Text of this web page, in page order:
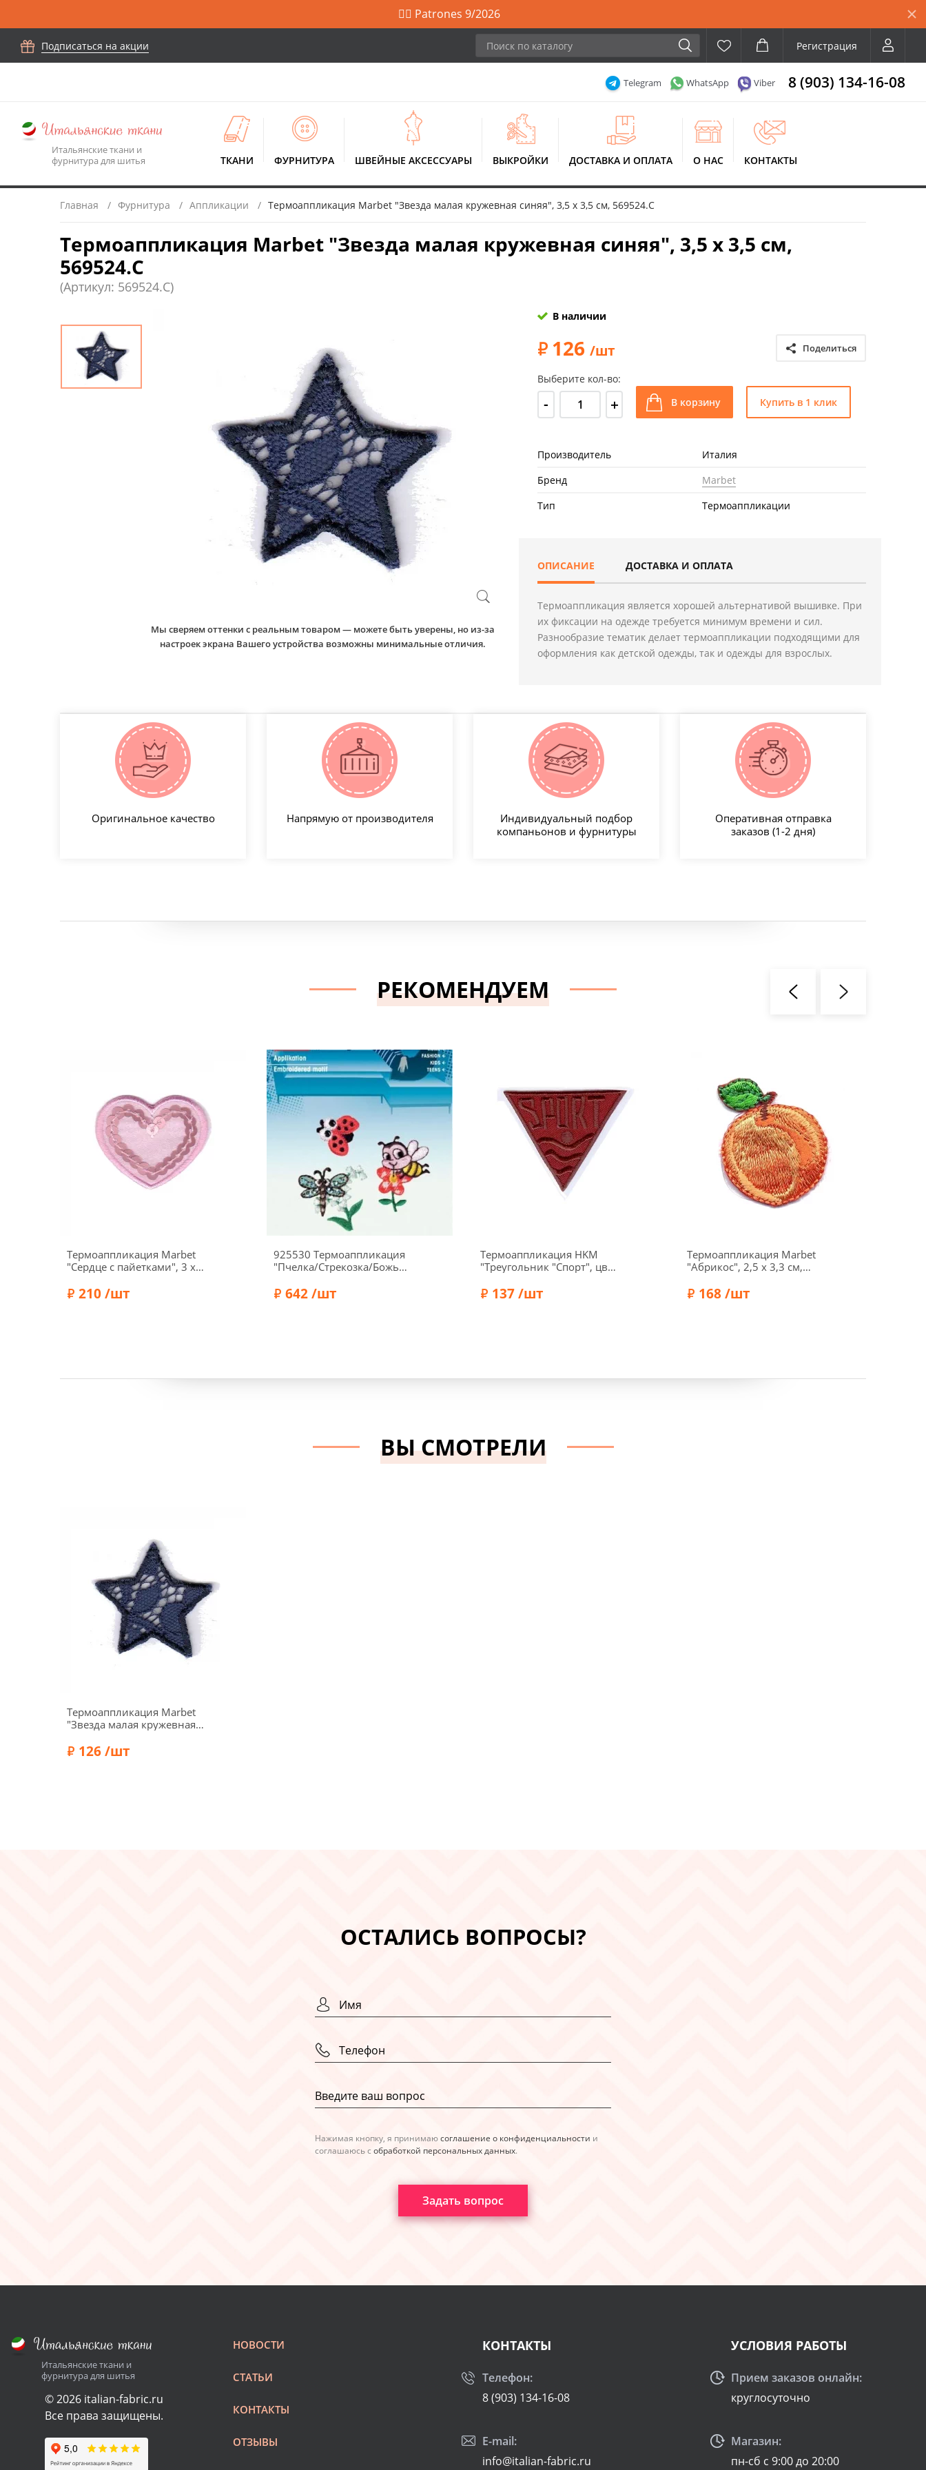
🙋‍♀️ Patrones 9/2026
Подписаться на акции Регистрация
Telegram WhatsApp Viber 8 (903) 134-16-08
Итальянские ткани и
фурнитура для шитья
ТКАНИ ФУРНИТУРА ШВЕЙНЫЕ АКСЕССУАРЫ ВЫКРОЙКИ ДОСТАВКА И ОПЛАТА О НАС КОНТАКТЫ
Главная Фурнитура Аппликации Термоаппликация Marbet "Звезда малая кружевная синяя", 3,5 x 3,5 см, 569524.C
Термоаппликация Marbet "Звезда малая кружевная синяя", 3,5 x 3,5 см,
569524.C
(Артикул: 569524.C)
Мы сверяем оттенки с реальным товаром — можете быть уверены, но из-за
настроек экрана Вашего устройства возможны минимальные отличия.
В наличии
126 /шт Поделиться
Выберите кол-во:
- + В корзину Купить в 1 клик
Производитель
Италия
Бренд
Marbet
Тип
Термоаппликации
ОПИСАНИЕ ДОСТАВКА И ОПЛАТА
Термоаппликация является хорошей альтернативой вышивке. При
их фиксации на одежде требуется минимум времени и сил.
Разнообразие тематик делает термоаппликации подходящими для
оформления как детской одежды, так и одежды для взрослых.
Оригинальное качество Напрямую от производителя
Индивидуальный подбор
компаньонов и фурнитуры
Оперативная отправка
заказов (1-2 дня)
РЕКОМЕНДУЕМ
Термоаппликация Marbet
"Сердце с пайетками", 3 х
210 /шт
925530 Термоаппликация
"Пчелка/Стрекозка/Божья
2,8х4см/3,3х3см/2х2см,
642 /шт
Термоаппликация HKM
"Треугольник "Спорт", цвет
арт. 21811/4
137 /шт
Термоаппликация Marbet
"Абрикос", 2,5 х 3,3 см,
168 /шт
ВЫ СМОТРЕЛИ
Термоаппликация Marbet
"Звезда малая кружевная
569524.C
126 /шт
ОСТАЛИСЬ ВОПРОСЫ?
Нажимая кнопку, я принимаюсоглашение о конфиденциальности и
соглашаюсь с обработкой персональных данных.
Задать вопрос
Итальянские ткани и
фурнитура для шитья
© 2026 italian-fabric.ru
Все права защищены.
НОВОСТИ
СТАТЬИ
КОНТАКТЫ
ОТЗЫВЫ
КОНТАКТЫ
Телефон:
8 (903) 134-16-08
E-mail:
info@italian-fabric.ru
УСЛОВИЯ РАБОТЫ
Прием заказов онлайн:
круглосуточно
Магазин:
пн-сб с 9:00 до 20:00